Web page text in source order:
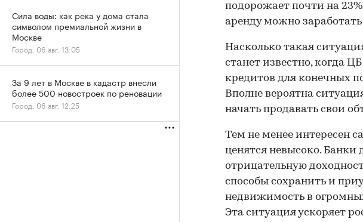
подорожает почти на
аренду можно
Насколько такая
станет известно, когда
кредитов для конечных
Вполне вероятна
начать продавать свои
Тем не менее интересен
ценятся невысоко.
отрицательную
способы сохранить и
недвижимость в
Эта ситуация ускоряет
Сила воды: как река у дома стала
символом премиальной жизни в
Москве
Город, 06 авг, 13:05
За 9 лет в Москве в кадастр внесли
более 500 новостроек по реновации
Город, 06 авг, 12:25